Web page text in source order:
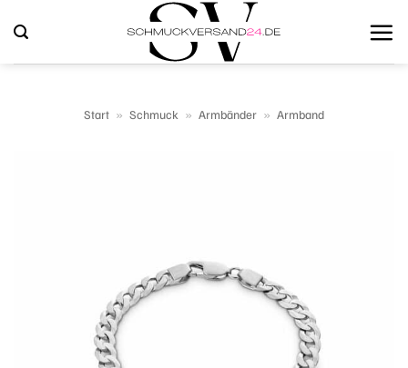
Inhalt
springen
Start » Schmuck » Armbänder » Armband